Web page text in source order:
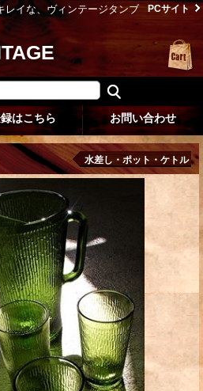
レイな、ヴィンテージタンブ
PCサイト
はこちら お問い合わせ
水差し・ポット・ケトル